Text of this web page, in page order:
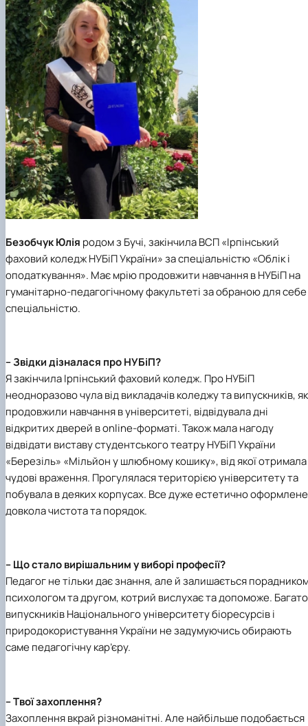
Безобчук Юлія родом з Бучі, закінчила ВСП «Ірпінський
фаховий коледж НУБіП України» за спеціальністю «Облік і
оподаткування». Має мрію продовжити навчання в НУБіП на
гуманітарно-педагогічному факультеті за обраною для себе
спеціальністю.
– Звідки дізналася про НУБіП?
Я закінчила Ірпінський фаховий коледж. Про НУБіП
неодноразово чула від викладачів коледжу та випускників,
продовжили навчання в університеті, відвідувала дні
відкритих дверей в online-форматі. Також мала нагоду
відвідати виставу студентського театру НУБіП України
«Березіль» «Мільйон у шлюбному кошику», від якої отримала
чудові враження. Прогулялася територією університету та
побувала в деяких корпусах. Все дуже естетично
довкола чистота та порядок.
– Що стало вирішальним у виборі професії?
Педагог не тільки дає знання, але й залишається
психологом та другом, котрий вислухає та допоможе. Багато
випускників Національного університету біоресурсів і
природокористування України не задумуючись обирають
саме педагогічну кар’єру.
– Твої захоплення?
Захоплення вкрай різноманітні. Але найбільше подобається